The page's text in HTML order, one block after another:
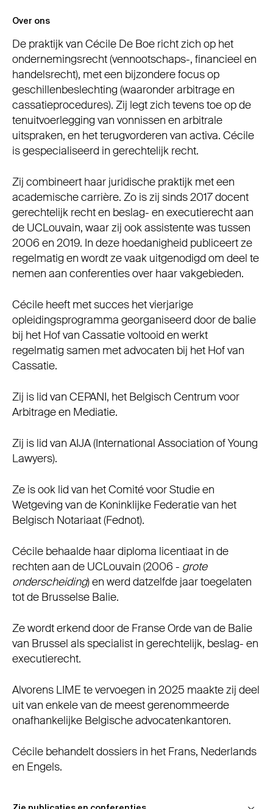
Over ons
De praktijk van Cécile De Boe richt zich op het
ondernemingsrecht (vennootschaps-, financieel en
handelsrecht), met een bijzondere focus op
geschillenbeslechting (waaronder arbitrage en
cassatieprocedures). Zij legt zich tevens toe op de
tenuitvoerlegging van vonnissen en arbitrale
uitspraken, en het terugvorderen van activa. Cécile
is gespecialiseerd in gerechtelijk recht.
Zij combineert haar juridische praktijk met een
academische carrière. Zo is zij sinds 2017 docent
gerechtelijk recht en beslag- en executierecht aan
de UCLouvain, waar zij ook assistente was tussen
2006 en 2019. In deze hoedanigheid publiceert ze
regelmatig en wordt ze vaak uitgenodigd om deel te
nemen aan conferenties over haar vakgebieden.
Cécile heeft met succes het vierjarige
opleidingsprogramma georganiseerd door de balie
bij het Hof van Cassatie voltooid en werkt
regelmatig samen met advocaten bij het Hof van
Cassatie.
Zij is lid van CEPANI, het Belgisch Centrum voor
Arbitrage en Mediatie.
Zij is lid van AIJA (International Association of Young
Lawyers).
Ze is ook lid van het Comité voor Studie en
Wetgeving van de Koninklijke Federatie van het
Belgisch Notariaat (Fednot).
Cécile behaalde haar diploma licentiaat in de
rechten aan de UCLouvain (2006 - grote
onderscheiding) en werd datzelfde jaar toegelaten
tot de Brusselse Balie.
Ze wordt erkend door de Franse Orde van de Balie
van Brussel als specialist in gerechtelijk, beslag- en
executierecht.
Alvorens LIME te vervoegen in 2025 maakte zij deel
uit van enkele van de meest gerenommeerde
onafhankelijke Belgische advocatenkantoren.
Cécile behandelt dossiers in het Frans, Nederlands
en Engels.